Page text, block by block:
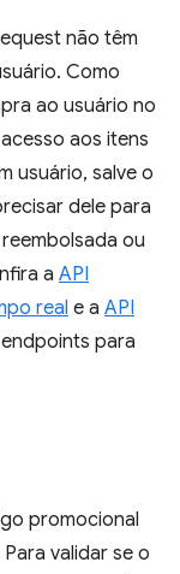
não têm
Como
ao usuário no
aos itens
usuário, salve o
dele para
ou
a API
real e a API
para
promocional
validar se o